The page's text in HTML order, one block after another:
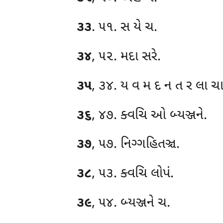
૩૩. ૫૧. સ યે ચ.
૩૪, ૫૨. મદા સરે.
૩૫, ૩૪. ય વ મ દ ન ત ર લા
૩૬, ૪૭. ક્વચિ ઓ બ્યઞ્જને.
૩૭, ૫૭. નિગ્ગહિતઞ્ચ.
૩૮, ૫૩. ક્વચિ લોપં.
૩૯, ૫૪. બ્યઞ્જને ચ.